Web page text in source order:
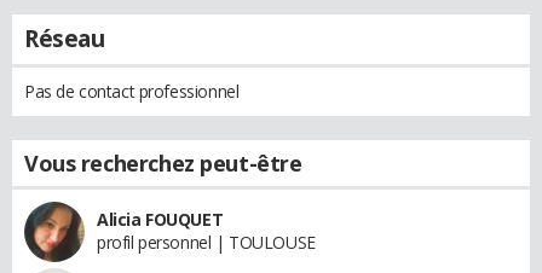
Réseau
Pas de contact professionnel
Vous recherchez peut-être
Alicia FOUQUET
profil personnel | TOULOUSE